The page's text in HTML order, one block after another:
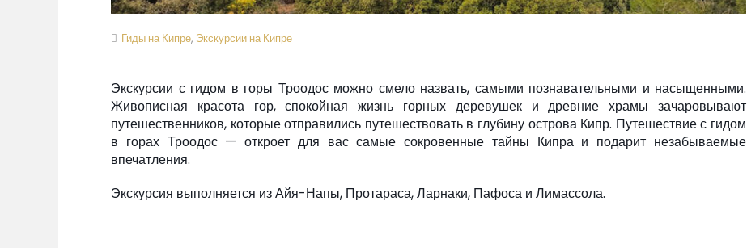
Гиды на Кипре, Экскурсии на Кипре
Экскурсии с гидом в горы Троодос можно смело назвать, самыми познавательными и насыщенными.
Живописная красота гор, спокойная жизнь горных деревушек и древние храмы зачаровывают
путешественников, которые отправились путешествовать в глубину острова Кипр. Путешествие с гидом
в горах Троодос — откроет для вас самые сокровенные тайны Кипра и подарит незабываемые
впечатления.
Экскурсия выполняется из Айя-Напы, Протараса, Ларнаки, Пафоса и Лимассола.